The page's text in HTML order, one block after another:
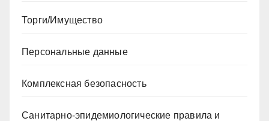
Торги/Имущество
Персональные данные
Комплексная безопасность
Санитарно-эпидемиологические правила и